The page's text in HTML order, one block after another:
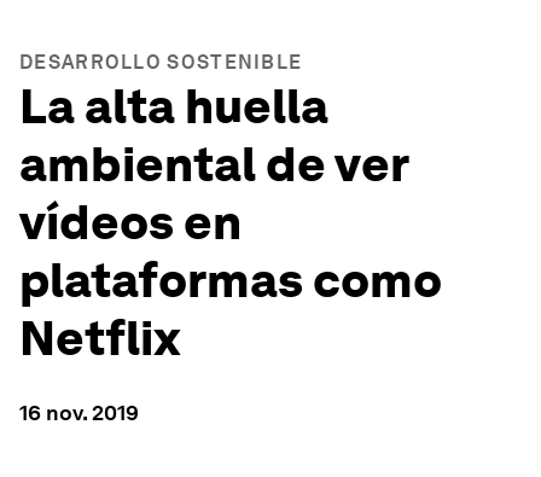
DESARROLLO SOSTENIBLE
La alta huella
ambiental de ver
vídeos en
plataformas como
Netflix
16 nov. 2019